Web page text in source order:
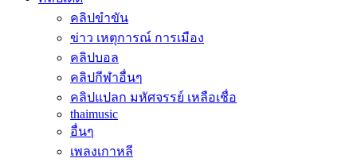
คลิปขำขัน
ข่าว เหตุการณ์ การเมือง
คลิปบอล
คลิปกีฬาอื่นๆ
คลิปแปลก มหัศจรรย์ เหลือเชื่อ
thaimusic
อื่นๆ
เพลงเกาหลี